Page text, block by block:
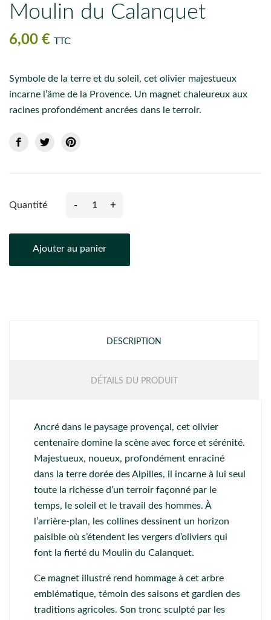
Moulin du Calanquet
6,00 € TTC
Symbole de la terre et du soleil, cet olivier majestueux
incarne l’âme de la Provence. Un magnet chaleureux aux
racines profondément ancrées dans le terroir.
Quantité - +
Ajouter au panier
DESCRIPTION
DÉTAILS DU PRODUIT
Ancré dans le paysage provençal, cet olivier
centenaire domine la scène avec force et sérénité.
Majestueux, noueux, profondément enraciné
dans la terre dorée des Alpilles, il incarne à lui seul
toute la richesse d’un terroir façonné par le
temps, le soleil et le travail des hommes. À
l’arrière-plan, les collines dessinent un horizon
paisible où s’étendent les vergers d’oliviers qui
font la fierté du Moulin du Calanquet.
Ce magnet illustré rend hommage à cet arbre
emblématique, témoin des saisons et gardien des
traditions agricoles. Son tronc sculpté par les